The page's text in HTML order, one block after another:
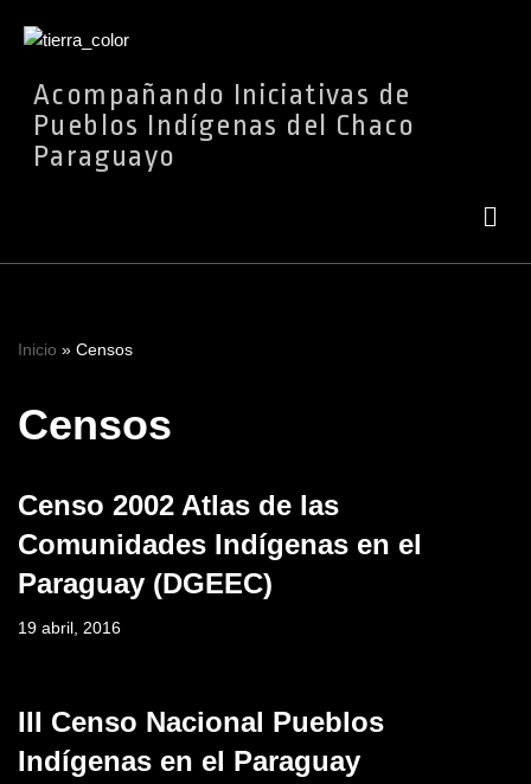
contenido
Acompañando Iniciativas de
Pueblos Indígenas del Chaco
Paraguayo
Inicio » Censos
Censos
Censo 2002 Atlas de las
Comunidades Indígenas en el
Paraguay (DGEEC)
19 abril, 2016
III Censo Nacional Pueblos
Indígenas en el Paraguay